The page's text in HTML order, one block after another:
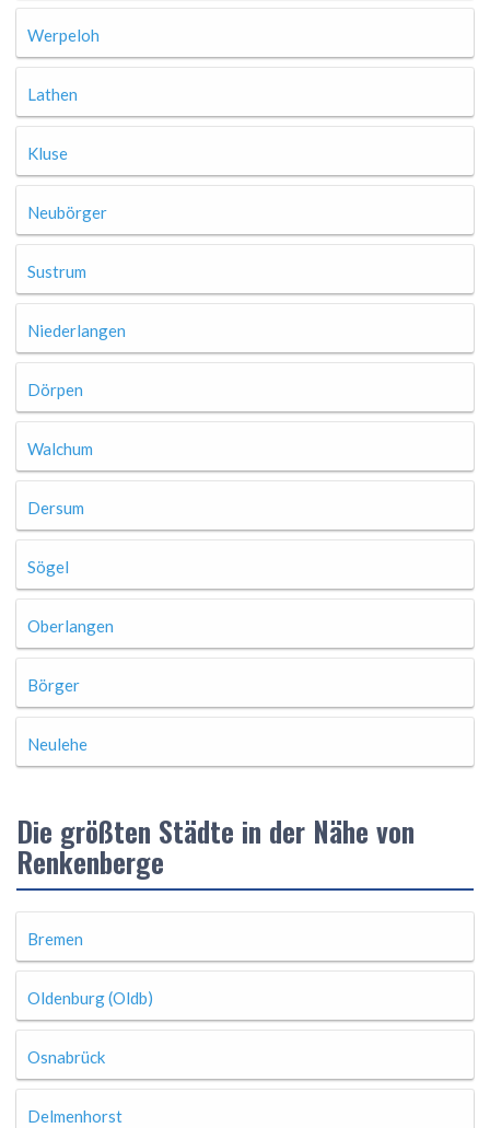
Werpeloh
Lathen
Kluse
Neubörger
Sustrum
Niederlangen
Dörpen
Walchum
Dersum
Sögel
Oberlangen
Börger
Neulehe
Die größten Städte in der Nähe von
Renkenberge
Bremen
Oldenburg (Oldb)
Osnabrück
Delmenhorst